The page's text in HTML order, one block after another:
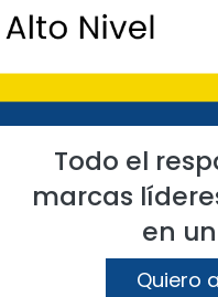
Todo el
marcas
en
Quiero